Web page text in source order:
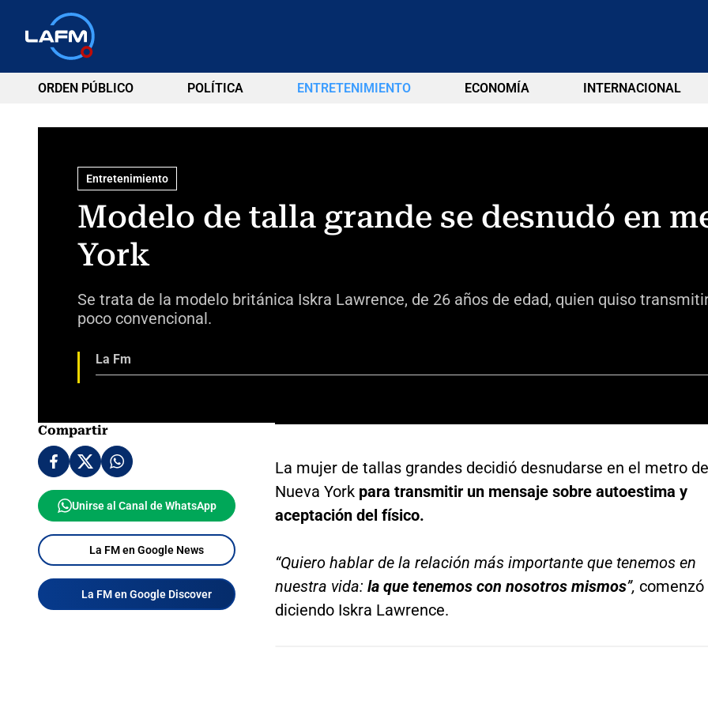
ORDEN PÚBLICO POLÍTICA ENTRETENIMIENTO ECONOMÍA INTERNACIONAL
Entretenimiento
Modelo de talla grande se desnudó en
York
Se trata de la modelo británica Iskra Lawrence, de 26 años de edad, quien quiso
poco convencional.
La Fm
Compartir
Unirse al Canal de WhatsApp
La FM en Google News
La FM en Google Discover
La mujer de tallas grandes decidió desnudarse en el metro de
Nueva Yorkpara transmitir un mensaje sobre autoestima y
aceptación del físico.
“Quiero hablar de la relación más importante que tenemos en
nuestra vida: la que tenemos con nosotros mismos”, comenzó
diciendo Iskra Lawrence.